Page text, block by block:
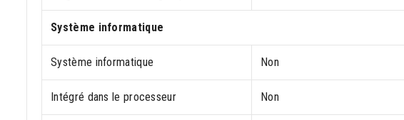
Système informatique
Système informatique Non
Intégré dans le processeur Non